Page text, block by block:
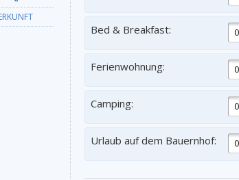
Bed & Breakfast:
Ferienwohnung:
Camping:
Urlaub auf dem Bauernhof: